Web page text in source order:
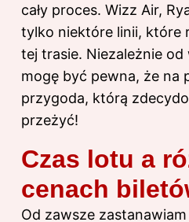
cały proces. Wizz Air,
tylko niektóre linii, które
tej trasie. Niezależnie
mogę być pewna, że na
przygoda, którą
przeżyć!
Czas lotu a
cenach
Od zawsze zastanawiam